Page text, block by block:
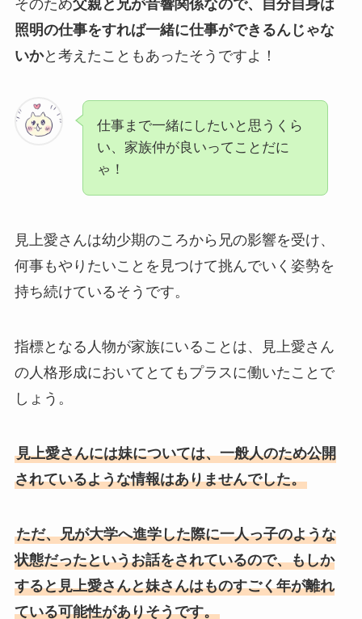
そのため父親と兄が音響関係なので、自分自身は
照明の仕事をすれば一緒に仕事ができるんじゃな
いかと考えたこともあったそうですよ！
仕事まで一緒にしたいと思うくら
い、家族仲が良いってことだに
ゃ！
見上愛さんは幼少期のころから兄の影響を受け、
何事もやりたいことを見つけて挑んでいく姿勢を
持ち続けているそうです。
指標となる人物が家族にいることは、見上愛さん
の人格形成においてとてもプラスに働いたことで
しょう。
見上愛さんには妹については、一般人のため公開
されているような情報はありませんでした。
ただ、兄が大学へ進学した際に一人っ子のような
状態だったというお話をされているので、もしか
すると見上愛さんと妹さんはものすごく年が離れ
ている可能性がありそうです。